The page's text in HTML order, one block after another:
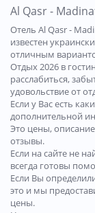
Al Qasr -
Отель Al Qasr -
известен
отличным
Отдых 2026 в
расслабиться,
удовольствие от
Если у Вас есть
дополнительной
Это цены,
отзывы.
Если на сайте не
всегда готовы
Если Вы
это и мы
цены.